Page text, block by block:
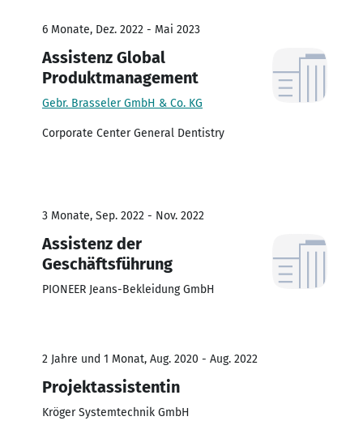
6 Monate, Dez. 2022 - Mai 2023
Assistenz Global
Produktmanagement
Gebr. Brasseler GmbH & Co. KG
Corporate Center General Dentistry
3 Monate, Sep. 2022 - Nov. 2022
Assistenz der
Geschäftsführung
PIONEER Jeans-Bekleidung GmbH
2 Jahre und 1 Monat, Aug. 2020 - Aug. 2022
Projektassistentin
Kröger Systemtechnik GmbH